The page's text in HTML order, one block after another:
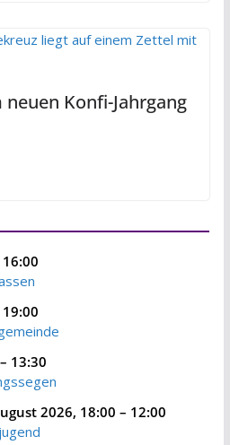
Konfi-Jahrgang
16:00
19:00
– 13:30
2026, 18:00 – 12:00